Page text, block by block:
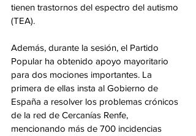
tienen trastornos del espectro del autismo
(TEA).
Además, durante la sesión, el Partido
Popular ha obtenido apoyo mayoritario
para dos mociones importantes. La
primera de ellas insta al Gobierno de
España a resolver los problemas crónicos
de la red de Cercanías Renfe,
mencionando más de 700 incidencias